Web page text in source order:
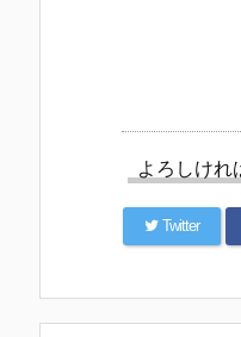
よろしけれ
Twitter